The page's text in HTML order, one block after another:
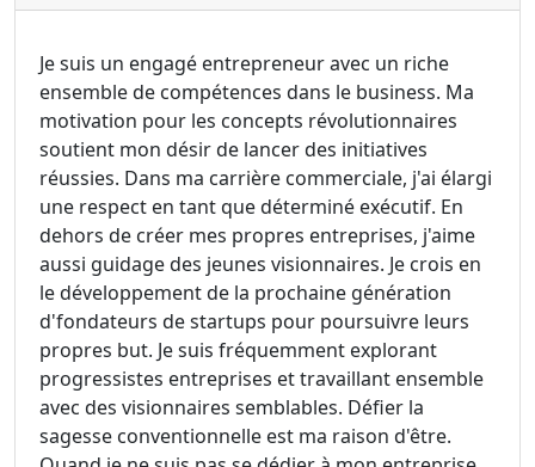
Je suis un engagé entrepreneur avec un riche
ensemble de compétences dans le business. Ma
motivation pour les concepts révolutionnaires
soutient mon désir de lancer des initiatives
réussies. Dans ma carrière commerciale, j'ai élargi
une respect en tant que déterminé exécutif. En
dehors de créer mes propres entreprises, j'aime
aussi guidage des jeunes visionnaires. Je crois en
le développement de la prochaine génération
d'fondateurs de startups pour poursuivre leurs
propres but. Je suis fréquemment explorant
progressistes entreprises et travaillant ensemble
avec des visionnaires semblables. Défier la
sagesse conventionnelle est ma raison d'être.